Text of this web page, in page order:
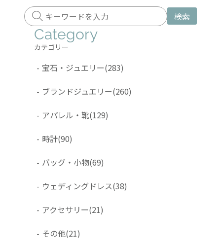
検索
Category
カテゴリー
- 宝石・ジュエリー(283)
- ブランドジュエリー(260)
- アパレル・靴(129)
- 時計(90)
- バッグ・小物(69)
- ウェディングドレス(38)
- アクセサリー(21)
- その他(21)